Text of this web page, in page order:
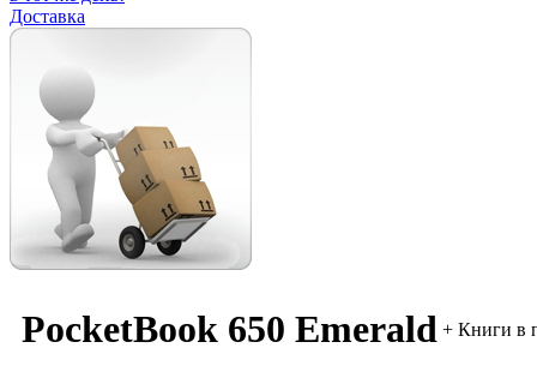
Доставка
PocketBook 650 Emerald + Книги в